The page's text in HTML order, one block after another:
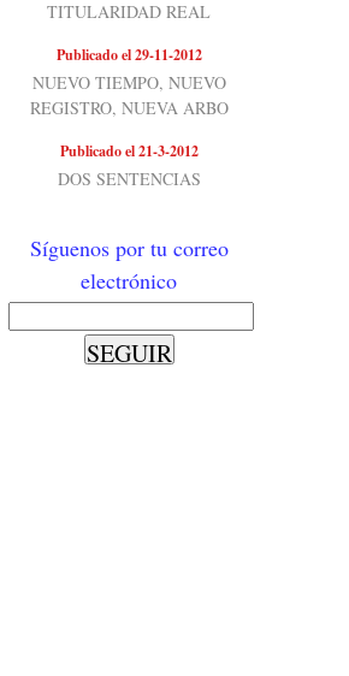
TITULARIDAD REAL
Publicado el 29-11-2012
NUEVO TIEMPO, NUEVO
REGISTRO, NUEVA ARBO
Publicado el 21-3-2012
DOS SENTENCIAS
Síguenos por tu correo
electrónico